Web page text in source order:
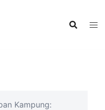
Kampung: